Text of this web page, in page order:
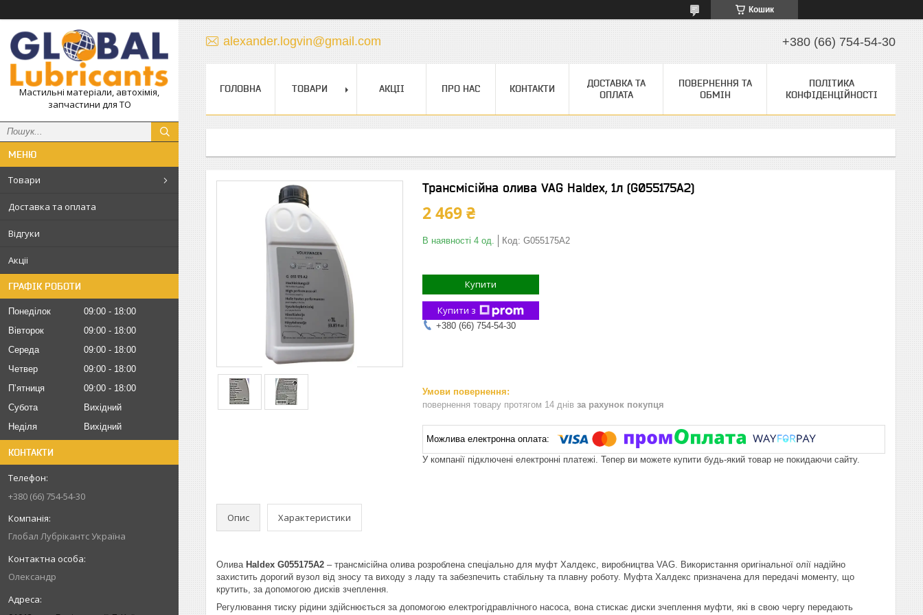
Кошик
Мастильні матеріали, автохімія,
запчастини для ТО
Товари
Доставка та оплата
Відгуки
Акціі
ГРАФІК РОБОТИ
Понеділок 09:00
18:00
Вівторок
09:00
18:00
Середа
09:00
18:00
Четвер
09:00
18:00
Пʼятниця
09:00
18:00
Субота
Вихідний
Неділя
Вихідний
КОНТАКТИ
+380 (66) 754-54-30
Глобал Лубрікантс Україна
Олександр
alexander.logvin@gmail.com +380 (66) 754-54-30
ГОЛОВНА ТОВАРИ АКЦІІ ПРО НАС КОНТАКТИ
ДОСТАВКА ТА
ОПЛАТА
ПОВЕРНЕННЯ ТА
ОБМІН
ПОЛІТИКА
КОНФІДЕНЦІЙНОСТІ
Трансмісійна олива VAG Haldex, 1л (G055175A2)
2 469 ₴
В наявності 4 од. Код: G055175A2
Купити
Купити з
+380 (66) 754-54-30
повернення товару протягом 14 днів за рахунок покупця
У компанії підключені електронні платежі. Тепер ви можете купити будь-який товар не покидаючи сайту.
Опис Характеристики
Олива Haldex G055175A2 – трансмісійна олива розроблена спеціально для муфт Халдекс, виробництва VAG. Використання оригінальної олії надійно
захистить дорогий вузол від зносу та виходу з ладу та забезпечить стабільну та плавну роботу. Муфта Халдекс призначена для передачі моменту, що
крутить, за допомогою дисків зчеплення.
Регулювання тиску рідини здійснюється за допомогою електрогідравлічного насоса, вона стискає диски зчеплення муфти, які в свою чергу передають